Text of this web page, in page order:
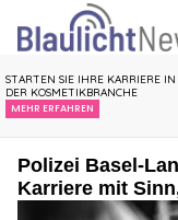
Polizei Basel-
Karriere mit